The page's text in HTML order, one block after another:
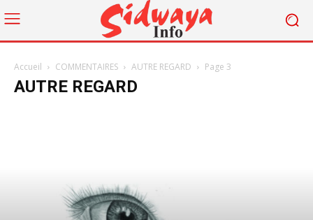
Accueil COMMENTAIRES AUTRE REGARD Page 3
AUTRE REGARD